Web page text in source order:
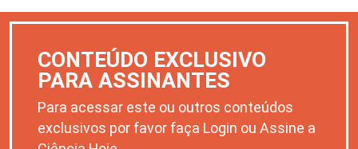
CONTEÚDO EXCLUSIVO
PARA ASSINANTES
Para acessar este ou outros conteúdos
exclusivos por favor faça Login ou Assine a